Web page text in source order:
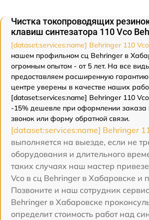
Чистка токопроводящих
клавиш синтезатора 110 Vco
[dataset:services:name] Behringer 110 Vco
нашем профильном сц Behringer в
огромным опытом - от 5 лет. На все
предоставляем расширенную
центре уверены в качестве наших
[dataset:services:name] Behringer 110
-15% дешевле при оформлении заказа
звонок или форму обратной связи.
[dataset:services:name] Behringer
выполняется на выезде, если не
оборудования и длительного
таких случаях наш мастер
Vco в сц Behringer в Хабаровске и
Позвоните и наш сотрудник
Behringer в Хабаровске
определит стоимость работ над